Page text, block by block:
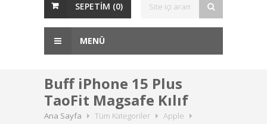
SEPETİM (0)
MENÜ
Buff iPhone 15 Plus
TaoFit Magsafe Kılıf
Ana Sayfa Tüm Kategoriler
Apple